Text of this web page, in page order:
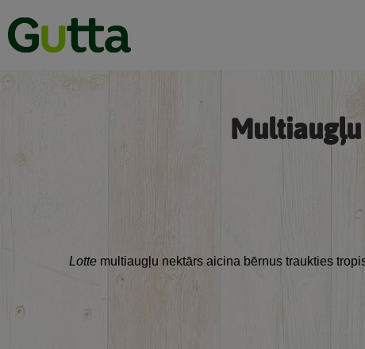
Lotte multiaugļu nektārs aicina bērnus traukties